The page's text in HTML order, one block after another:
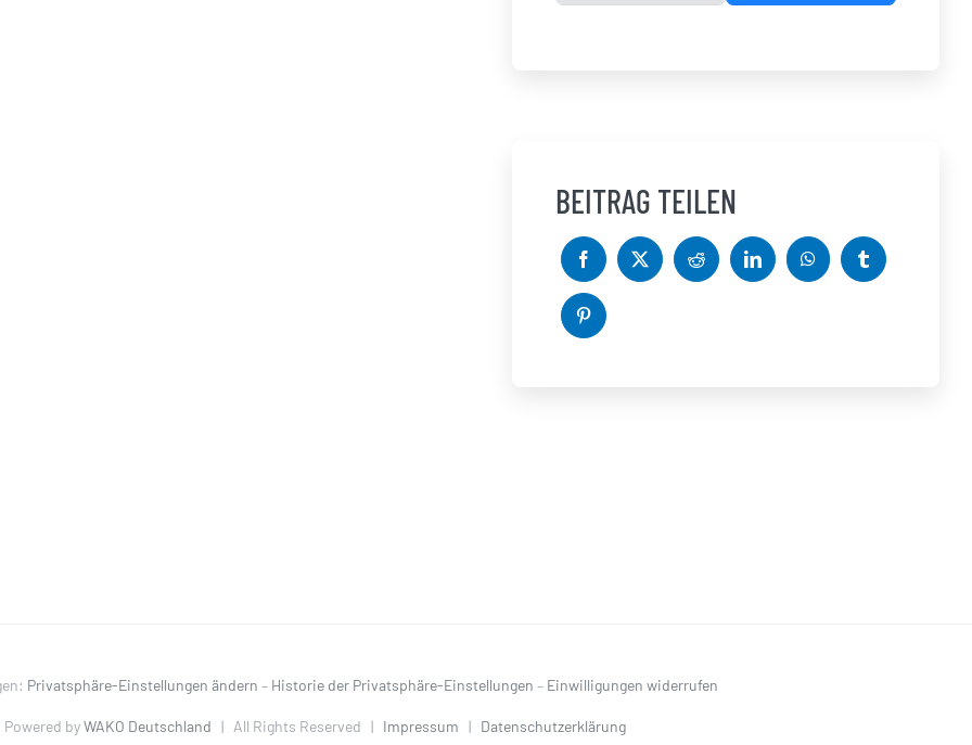
BEITRAG TEILEN
Privatsphäre-Einstellungen ändern – Historie der Privatsphäre-Einstellungen – Einwilligungen widerrufen
byWAKO Deutschland | All Rights Reserved | Impressum | Datenschutzerklärung